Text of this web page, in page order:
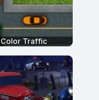
Color Traffic